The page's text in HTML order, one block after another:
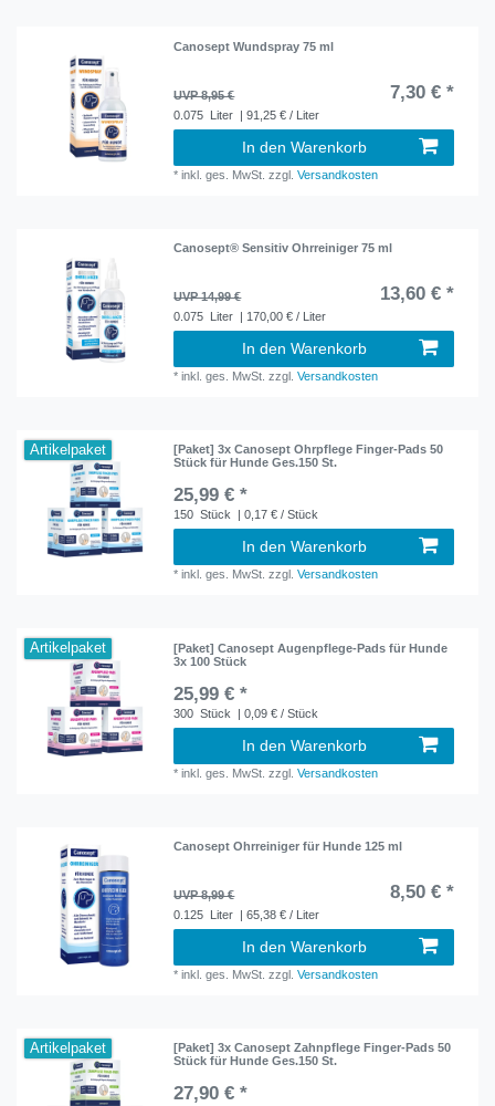
Canosept Wundspray 75 ml
UVP 8,95 € 7,30 € *
0.075 Liter | 91,25 € / Liter
In den Warenkorb
*inkl. ges. MwSt. zzgl.Versandkosten
Canosept® Sensitiv Ohrreiniger 75 ml
UVP 14,99 € 13,60 € *
0.075 Liter | 170,00 € / Liter
In den Warenkorb
*inkl. ges. MwSt. zzgl.Versandkosten
Artikelpaket
[Paket] 3x Canosept Ohrpflege Finger-Pads 50
Stück für Hunde Ges.150 St.
25,99 € *
150 Stück | 0,17 € / Stück
In den Warenkorb
*inkl. ges. MwSt. zzgl.Versandkosten
Artikelpaket
[Paket] Canosept Augenpflege-Pads für Hunde
3x 100 Stück
25,99 € *
300 Stück | 0,09 € / Stück
In den Warenkorb
*inkl. ges. MwSt. zzgl.Versandkosten
Canosept Ohrreiniger für Hunde 125 ml
UVP 8,99 € 8,50 € *
0.125 Liter | 65,38 € / Liter
In den Warenkorb
*inkl. ges. MwSt. zzgl.Versandkosten
Artikelpaket
[Paket] 3x Canosept Zahnpflege Finger-Pads 50
Stück für Hunde Ges.150 St.
27,90 € *